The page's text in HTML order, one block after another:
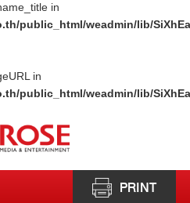
in
public_html/weadmin/lib/
in
public_html/weadmin/lib/
PRINT